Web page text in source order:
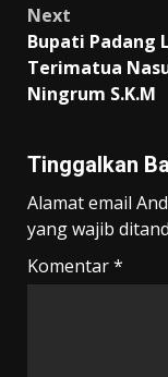
Next
Bupati Padang
Terimatua
Ningrum S.K.M
Tinggalkan
Alamat email
yang wajib
Komentar*